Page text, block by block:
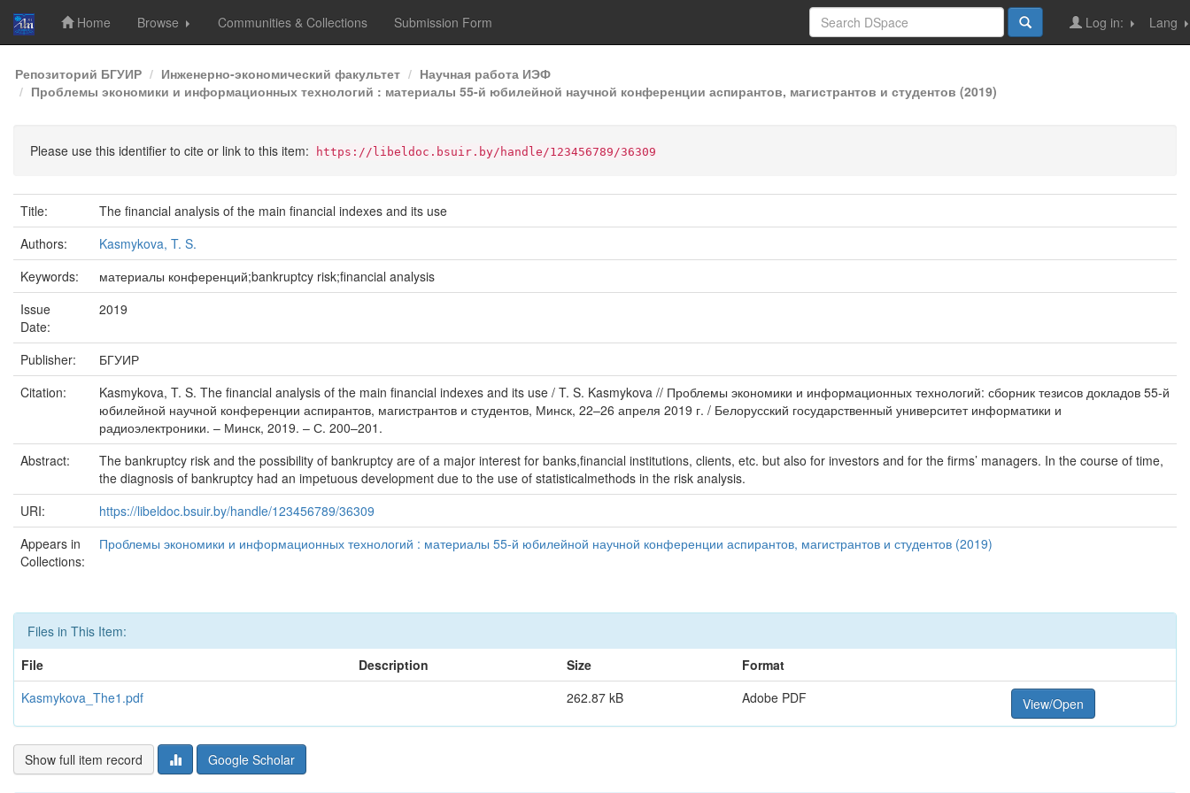
Skip
navigation
Home Browse Communities & Collections Submission Form Lang
Log in:
Репозиторий БГУИР Инженерно-экономический факультет
Научная работа ИЭФ
Проблемы экономики и информационных технологий : материалы 55-й юбилейной научной конференции аспирантов, магистрантов и студентов (2019)
Please use this identifier to cite or link to this item: https://libeldoc.bsuir.by/handle/123456789/36309
Title:
The financial analysis of the main financial indexes and its use
Authors:
Kasmykova, T. S.
Keywords:
материалы конференций;bankruptcy risk;financial analysis
Issue
Date:
2019
Publisher:
БГУИР
Citation:
Kasmykova, T. S. The financial analysis of the main financial indexes and its use / T. S. Kasmykova // Проблемы экономики и информационных технологий: сборник тезисов докладов 55-й
юбилейной научной конференции аспирантов, магистрантов и студентов, Минск, 22–26 апреля 2019 г. / Белорусский государственный университет информатики и
радиоэлектроники. – Минск, 2019. – С. 200–201.
Abstract:
The bankruptcy risk and the possibility of bankruptcy are of a major interest for banks,financial institutions, clients, etc. but also for investors and for the firms’ managers. In the course of time,
the diagnosis of bankruptcy had an impetuous development due to the use of statisticalmethods in the risk analysis.
URI:
https://libeldoc.bsuir.by/handle/123456789/36309
Appears in
Collections:
Проблемы экономики и информационных технологий : материалы 55-й юбилейной научной конференции аспирантов, магистрантов и студентов (2019)
Files in This Item:
File
Description Size
Format
Kasmykova_The1.pdf
262.87 kB Adobe PDF View/Open
Show full item record Google Scholar